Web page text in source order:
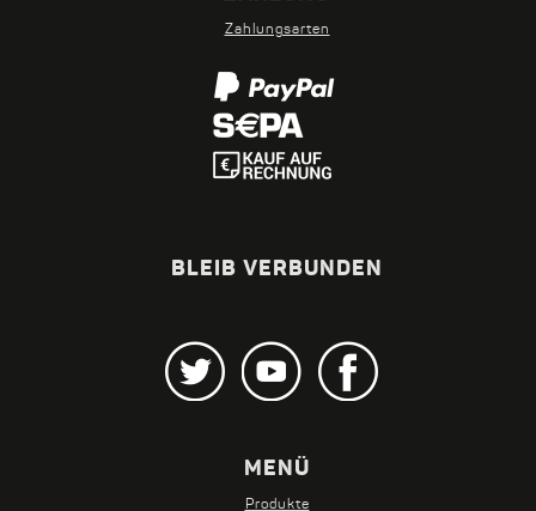
Zahlungsarten
BLEIB VERBUNDEN
Youtube Facebook
MENÜ
Produkte